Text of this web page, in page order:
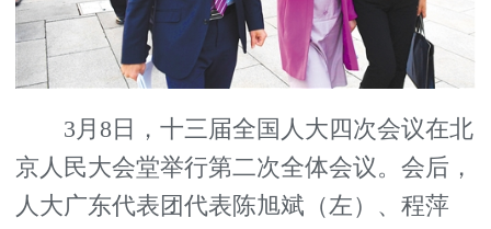
3月8日，十三届全国人大四次会议在北
京人民大会堂举行第二次全体会议。会后，
人大广东代表团代表陈旭斌（左）、程萍